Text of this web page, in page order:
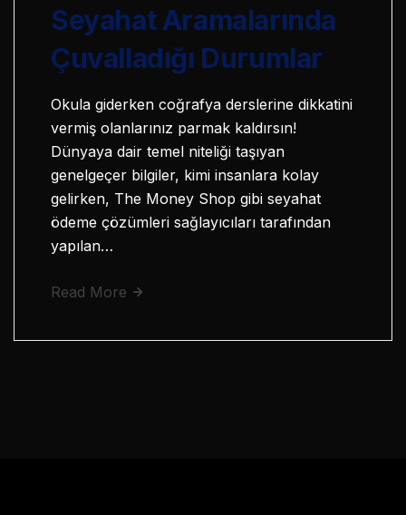
Seyahat Aramalarında
Çuvalladığı Durumlar
Okula giderken coğrafya derslerine dikkatini
vermiş olanlarınız parmak kaldırsın!
Dünyaya dair temel niteliği taşıyan
genelgeçer bilgiler, kimi insanlara kolay
gelirken, The Money Shop gibi seyahat
ödeme çözümleri sağlayıcıları tarafından
yapılan…
Read More